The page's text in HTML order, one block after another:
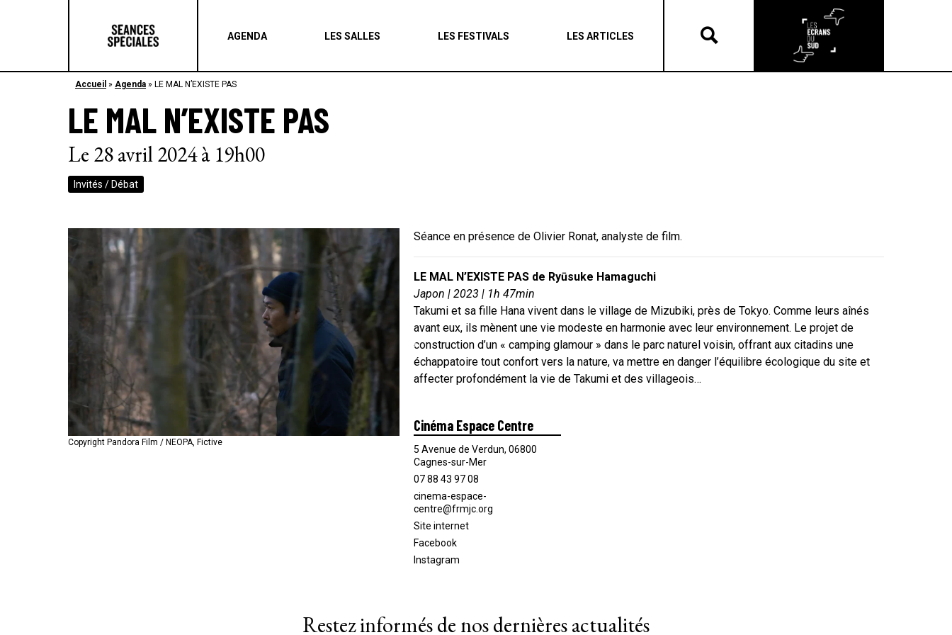
AGENDA LES SALLES LES FESTIVALS LES ARTICLES
Accueil » Agenda » LE MAL N’EXISTE PAS
LE MAL N’EXISTE PAS
Le 28 avril 2024 à 19h00
Invités / Débat
Copyright Pandora Film / NEOPA, Fictive
Copyright Pandora Film / NEOPA, Fictive
Séance en présence de Olivier Ronat, analyste de film.
LE MAL N’EXISTE PAS de Ryūsuke Hamaguchi
Japon | 2023| 1h 47min
Takumi et sa fille Hana vivent dans le village de Mizubiki, près de Tokyo. Comme leurs aînés
avant eux, ils mènent une vie modeste en harmonie avec leur environnement. Le projet de
construction d’un « camping glamour » dans le parc naturel voisin, offrant aux citadins une
échappatoire tout confort vers la nature, va mettre en danger l’équilibre écologique du site et
affecter profondément la vie de Takumi et des villageois…
Cinéma Espace Centre
5 Avenue de Verdun, 06800
Cagnes-sur-Mer
07 88 43 97 08
cinema-espace-
centre@frmjc.org
Site internet
Facebook
Instagram
Restez informés de nos dernières actualités